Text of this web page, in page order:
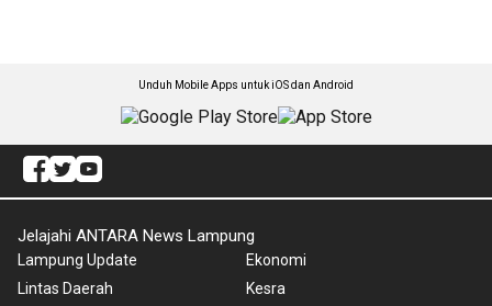
Unduh Mobile Apps untuk iOS dan Android
Jelajahi ANTARA News Lampung
Lampung Update
Lintas Daerah
Ekonomi
Kesra